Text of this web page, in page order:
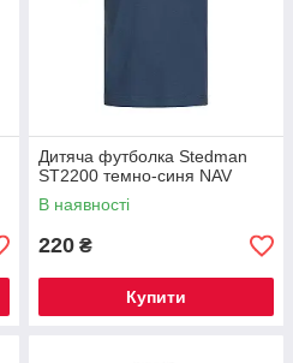
Дитяча футболка Stedman
ST2200 темно-синя NAV
В наявності
220 ₴
Купити